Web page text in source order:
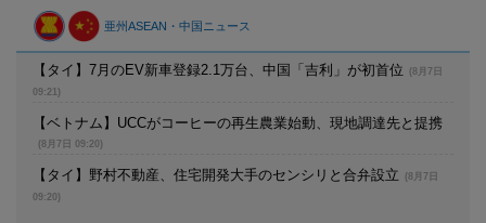
亜州ASEAN・中国ニュース
【タイ】7月のEV新車登録2.1万台、中国「吉利」が初首位
(8月7日
09:21)
【ベトナム】UCCがコーヒーの再生農業始動、現地調達先と提携
(8月7日 09:20)
【タイ】野村不動産、住宅開発大手のセンシリと合弁設立
(8月7日
09:20)